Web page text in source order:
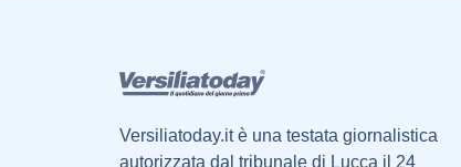
Versiliatoday.it è una testata giornalistica
autorizzata dal tribunale di Lucca il 24